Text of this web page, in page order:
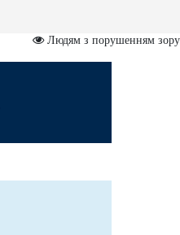
Людям з порушенням зору